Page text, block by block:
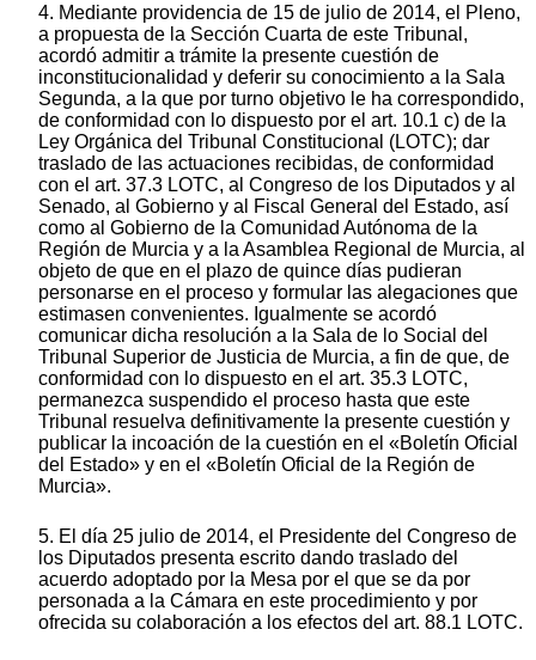
4. Mediante providencia de 15 de julio de 2014, el Pleno,
a propuesta de la Sección Cuarta de este Tribunal,
acordó admitir a trámite la presente cuestión de
inconstitucionalidad y deferir su conocimiento a la Sala
Segunda, a la que por turno objetivo le ha correspondido,
de conformidad con lo dispuesto por el art. 10.1 c) de la
Ley Orgánica del Tribunal Constitucional (LOTC); dar
traslado de las actuaciones recibidas, de conformidad
con el art. 37.3 LOTC, al Congreso de los Diputados y al
Senado, al Gobierno y al Fiscal General del Estado, así
como al Gobierno de la Comunidad Autónoma de la
Región de Murcia y a la Asamblea Regional de Murcia, al
objeto de que en el plazo de quince días pudieran
personarse en el proceso y formular las alegaciones que
estimasen convenientes. Igualmente se acordó
comunicar dicha resolución a la Sala de lo Social del
Tribunal Superior de Justicia de Murcia, a fin de que, de
conformidad con lo dispuesto en el art. 35.3 LOTC,
permanezca suspendido el proceso hasta que este
Tribunal resuelva definitivamente la presente cuestión y
publicar la incoación de la cuestión en el «Boletín Oficial
del Estado» y en el «Boletín Oficial de la Región de
Murcia».
5. El día 25 julio de 2014, el Presidente del Congreso de
los Diputados presenta escrito dando traslado del
acuerdo adoptado por la Mesa por el que se da por
personada a la Cámara en este procedimiento y por
ofrecida su colaboración a los efectos del art. 88.1 LOTC.